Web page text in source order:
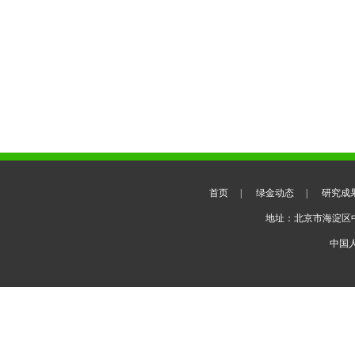
首页 |绿金动态 |研究成
地址：北京市海淀区
中国